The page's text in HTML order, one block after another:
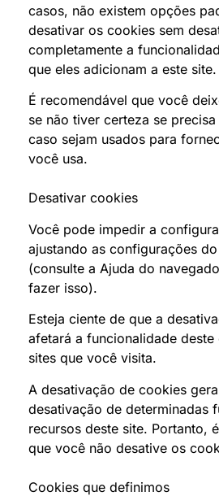
casos, não existem opções
desativar os cookies sem
completamente a
que eles adicionam a este site.
É recomendável que você
se não tiver certeza se
caso sejam usados para
você usa.
Desativar cookies
Você pode impedir a
ajustando as configurações
(consulte a Ajuda do
fazer isso).
Esteja ciente de que a
afetará a funcionalidade
sites que você visita.
A desativação de cookies
desativação de determinadas
recursos deste site. Portanto,
que você não desative os
Cookies que definimos